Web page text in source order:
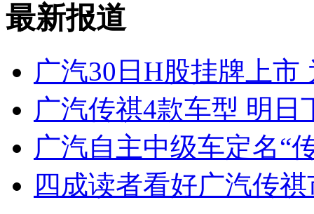
最新报道
广汽30日H股挂牌上市
广汽传祺4款车型 明日
广汽自主中级车定名“
四成读者看好广汽传